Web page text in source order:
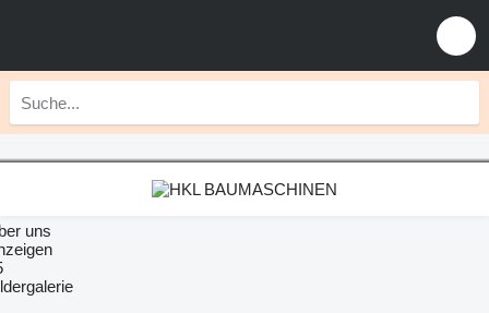
uns